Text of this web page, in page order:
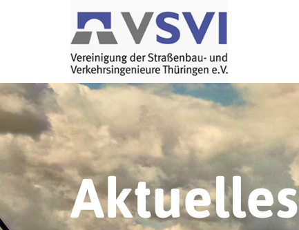
Aktuelles